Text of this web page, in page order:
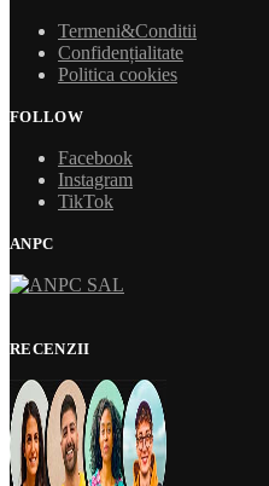
Termeni&Conditii
Confidențialitate
Politica cookies
FOLLOW
Facebook
Instagram
TikTok
ANPC
RECENZII